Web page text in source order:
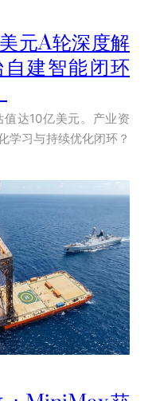
元A轮深度解
建智能闭环
达10亿美元。产业资
学习与持续优化闭环？